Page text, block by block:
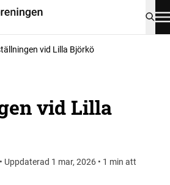
vid Lilla Björkö
vid Lilla
Uppdaterad 1 mar, 2026 • 1 min att